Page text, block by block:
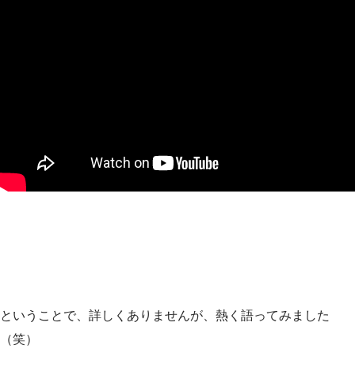
ということで、詳しくありませんが、熱く語ってみました
（笑）